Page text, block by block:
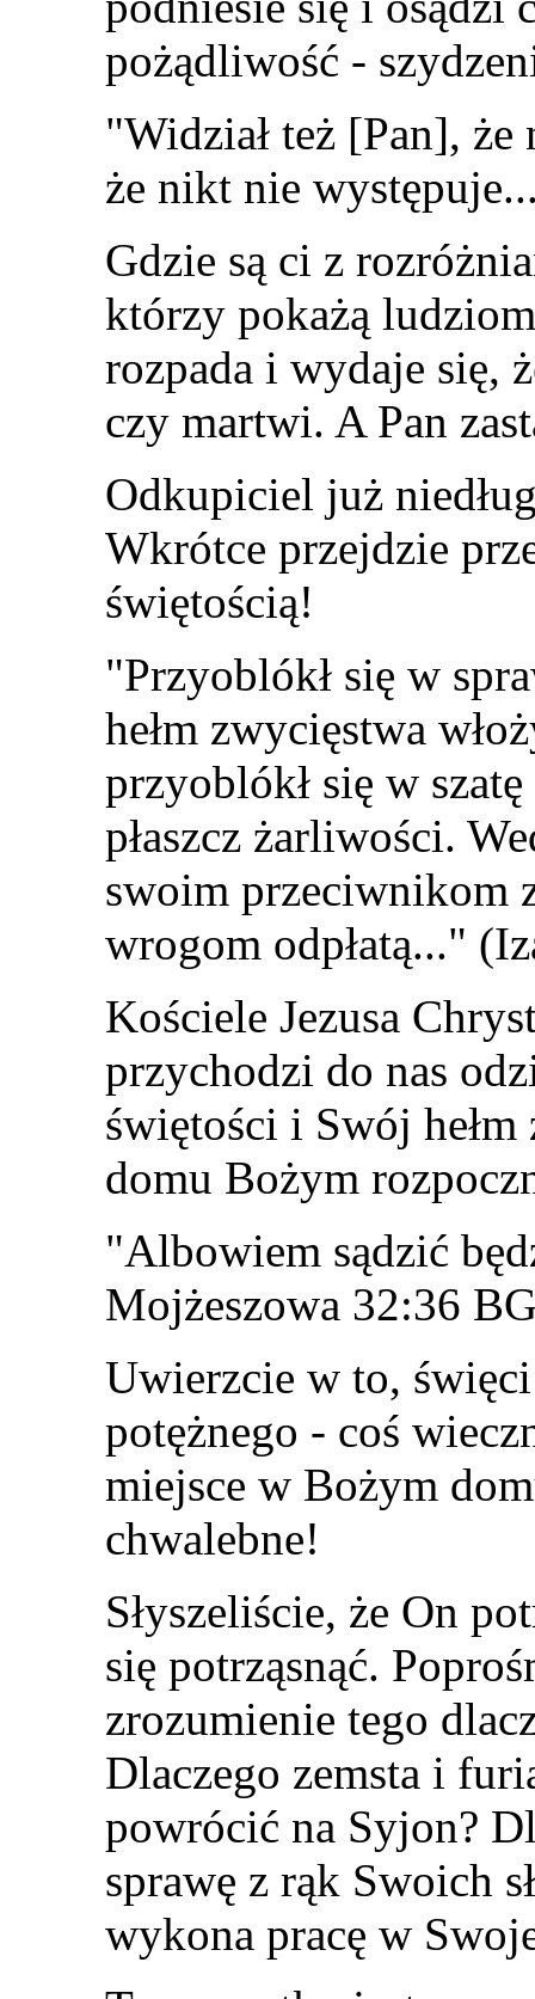
pożądliwość -
"Widział też [Pan],
że nikt nie
Gdzie są ci z
którzy pokażą
rozpada i wydaje się,
czy martwi. A Pan
Odkupiciel już
Wkrótce przejdzie
świętością!
"Przyoblókł się w
hełm zwycięstwa
przyoblókł się w
płaszcz żarliwości.
swoim przeciwnikom
wrogom odpłatą..."
Kościele Jezusa
przychodzi do nas
świętości i Swój
domu Bożym
"Albowiem sądzić
Mojżeszowa 32:36
Uwierzcie w to,
potężnego - coś
miejsce w Bożym
chwalebne!
Słyszeliście, że On
się potrząsnąć.
zrozumienie tego
Dlaczego zemsta i
powrócić na Syjon?
sprawę z rąk Swoich
wykona pracę w